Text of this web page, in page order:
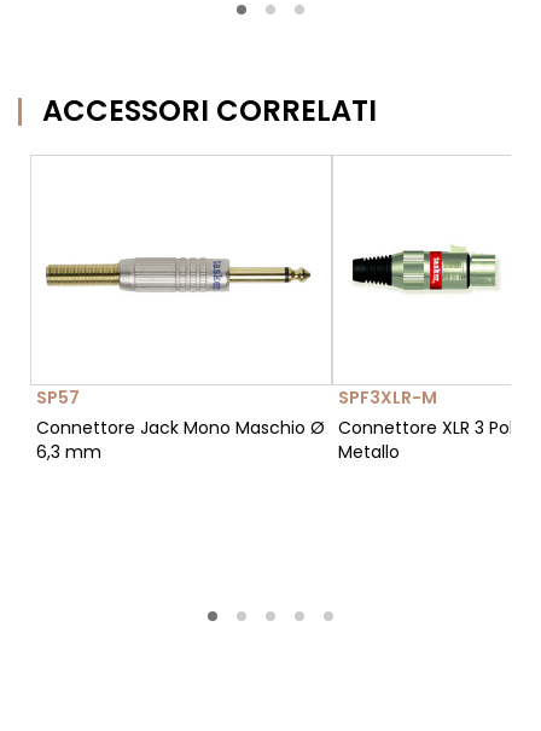
ACCESSORI CORRELATI
SP57
Connettore Jack Mono Maschio Ø
6,3 mm
SPF3XLR-M
Connettore XLR 3 Poli
Metallo